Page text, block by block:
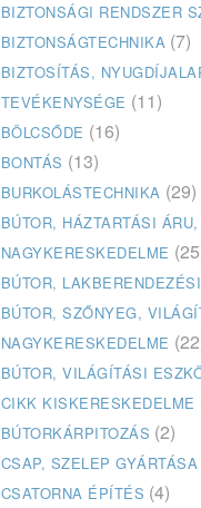
BIZTONSÁGI RENDSZER
BIZTONSÁGTECHNIKA (7)
BIZTOSÍTÁS,
TEVÉKENYSÉGE (11)
BÖLCSŐDE (16)
BONTÁS (13)
BURKOLÁSTECHNIKA (29)
BÚTOR, HÁZTARTÁSI
NAGYKERESKEDELME
BÚTOR,
BÚTOR, SZŐNYEG,
NAGYKERESKEDELME
BÚTOR, VILÁGÍTÁSI
CIKK KISKERESKEDELME
BÚTORKÁRPITOZÁS (2)
CSAP, SZELEP GYÁRTÁSA
CSATORNA ÉPÍTÉS (4)